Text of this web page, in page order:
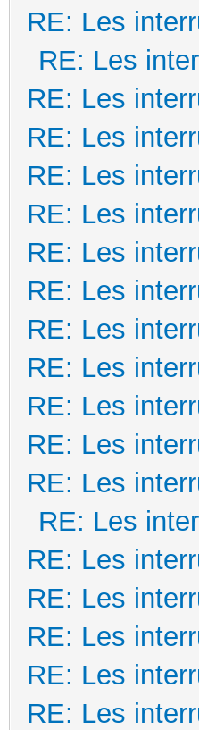
RE: Les
RE: Les
RE: Les
RE: Les
RE: Les
RE: Les
RE: Les
RE: Les
RE: Les
RE: Les
RE: Les
RE: Les
RE: Les
RE: Les
RE: Les
RE: Les
RE: Les
RE: Les
RE: Les